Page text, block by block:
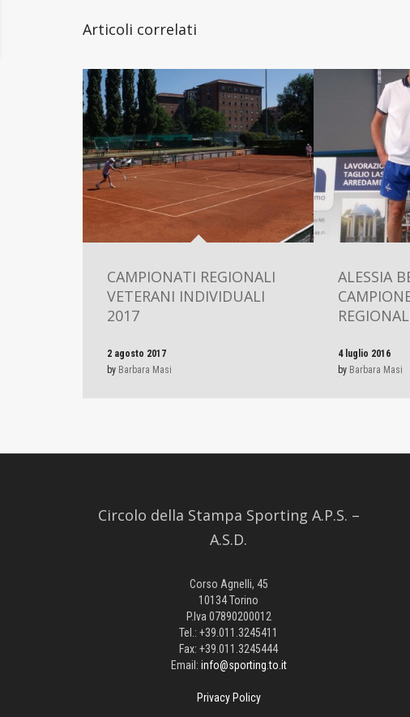
Articoli correlati
CAMPIONATI REGIONALI
VETERANI INDIVIDUALI
2017
2 agosto 2017
by Barbara Masi
ALESSIA
4 luglio 2016
by Barbara Masi
Circolo della Stampa Sporting A.P.S. –
A.S.D.
Corso Agnelli, 45
10134 Torino
P.Iva 07890200012
Tel.: +39.011.3245411
Fax: +39.011.3245444
Email: info@sporting.to.it
Privacy Policy